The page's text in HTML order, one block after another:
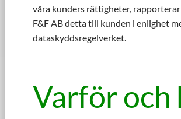
våra kunders rättigheter,
F&F AB detta till kunden i enlighet
dataskyddsregelverket.
Varför och